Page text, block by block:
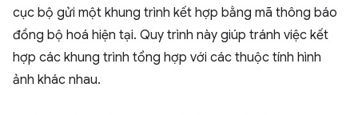
cục bộ gửi một khung trình kết hợp bằng mã thông báo
đồng bộ hoá hiện tại. Quy trình này giúp tránh việc kết
hợp các khung trình tổng hợp với các thuộc tính hình
ảnh khác nhau.